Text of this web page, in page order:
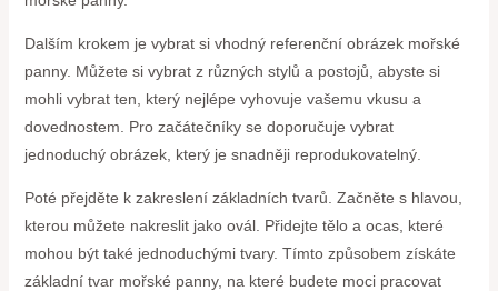
Dalším krokem je vybrat si vhodný referenční obrázek mořské
panny. Můžete si vybrat z různých stylů a postojů, abyste si
mohli vybrat ten, který nejlépe vyhovuje vašemu vkusu a
dovednostem. Pro začátečníky se doporučuje vybrat
jednoduchý obrázek, který je snadněji reprodukovatelný.
Poté přejděte k zakreslení základních tvarů. Začněte s hlavou,
kterou můžete nakreslit jako ovál. Přidejte tělo a ocas, které
mohou být také jednoduchými tvary. Tímto způsobem získáte
základní tvar mořské panny, na které budete moci pracovat